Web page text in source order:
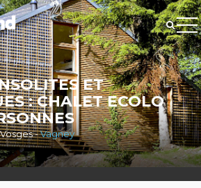
ET
: CHALET ECOLO
-Vagney